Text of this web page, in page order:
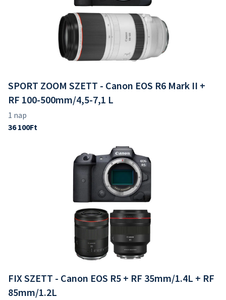
SPORT ZOOM SZETT - Canon EOS R6 Mark II +
RF 100-500mm/4,5-7,1 L
FIX SZETT - Canon EOS R5 + RF 35mm/1.4L + RF
85mm/1.2L